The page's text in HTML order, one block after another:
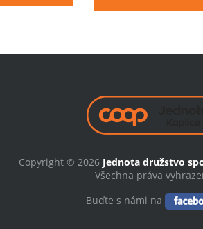
Copyright © 2026 Jednota družstvo
Všechna práva
Buďte s námi na